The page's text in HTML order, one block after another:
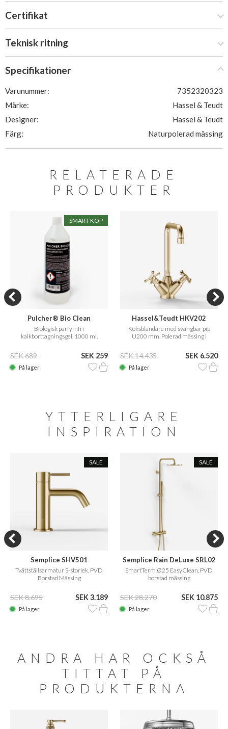
Certifikat
Teknisk ritning
Specifikationer
Varunummer:
7352320323
Märke:
Hassel & Teudt
Designer:
Hassel & Teudt
Färg:
Naturpolerad mässing
RELATERADE
PRODUKTER
SMART KÖP
Pulcher® Bio Clean
Biologisk parfymfri
kalkborttagningsgel, 1000 ml.
SEK 689 SEK 259
På lager
Hassel&Teudt HKV202
Köksblandare med svängbar pip
U200 mm. Polerad mässing i
SEK 14.435 SEK 6.520
På lager
YTTERLIGARE
INSPIRATION
SALE
Semplice SHV501
Tvättställsarmatur S-storlek, PVD
Borstad Mässing
SEK 8.695 SEK 3.189
På lager
SALE
Semplice Rain DeLuxe SRL02
SmartTerm Ø25 EasyClean, PVD
borstad mässing
SEK 28.270 SEK 10.875
På lager
ANDRA HAR OCKSÅ
TITTAT PÅ
PRODUKTERNA